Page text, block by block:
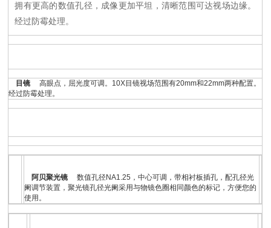
拥有更高的数值孔径，成像更加平坦，清晰范围可达视场边缘。
经过防霉处理。
目镜 高眼点，屈光度可调。10X目镜视场范围有20mm和22mm两种配置。
经过防霉处理。
阿贝聚光镜 数值孔径NA1.25，中心可调，带相衬板插孔，配孔径光
阑调节装置，聚光镜孔径光阑采用与物镜色圈相同颜色的标记，方便您的
使用。